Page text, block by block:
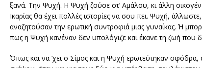
ξανά. Την Ψυχή. Η Ψυχή ζούσε στ’ Αμάλου, κι άλλη
Ικαρίας θα έχει πολλές ιστορίες να σου πει. Ψυχή,
αναζητούσαν την ερωτική συντροφιά μιας γυναίκας. Ή
πως η Ψυχή κανέναν δεν υπολόγιζε και έκανε τη ζωή που
Όπως και να ‘χει ο Σίμος και η Ψυχή ερωτεύτηκαν